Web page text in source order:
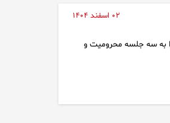
۰۲ اسفند ۱۴۰۴
را به سه جلسه محرومیت و